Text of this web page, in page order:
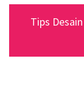
Next
Tips